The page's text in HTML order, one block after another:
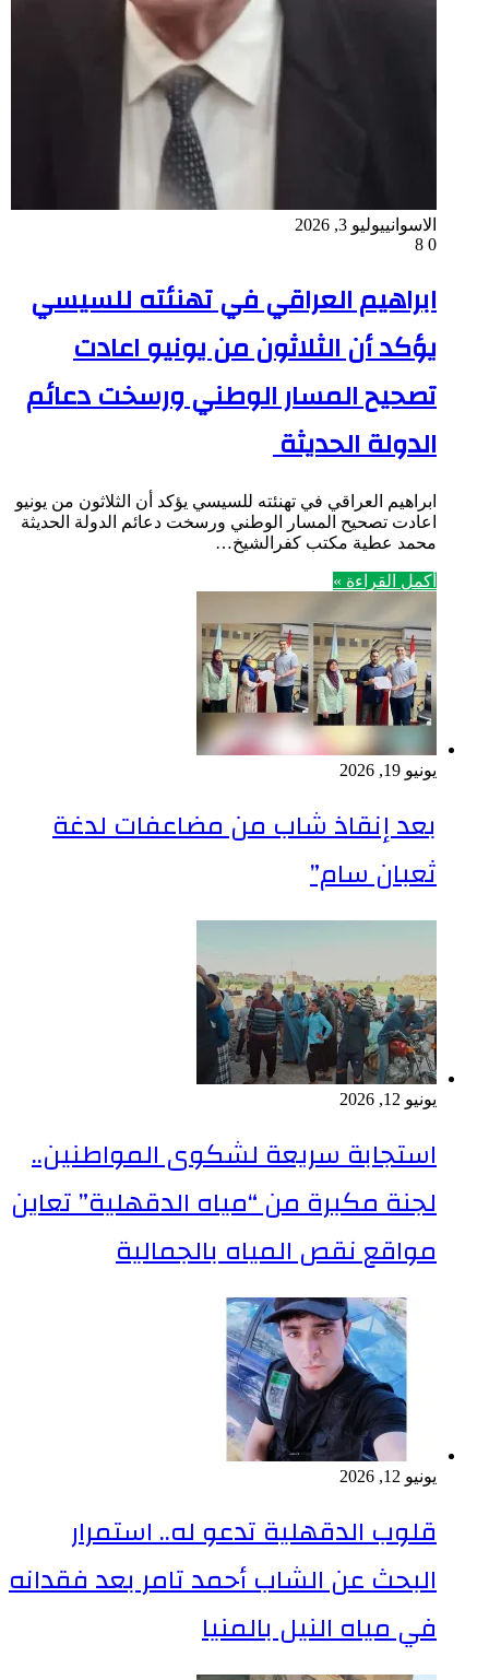
الاسوانييوليو 3, 2026
0
ابراهيم العراقي في تهنئته للسيسي
يؤكد أن الثلاثون من يونيو اعادت
تصحيح المسار الوطني ورسخت دعائم
الدولة الحديثة
ابراهيم العراقي في تهنئته للسيسي يؤكد أن الثلاثون من يونيو
اعادت تصحيح المسار الوطني ورسخت دعائم الدولة الحديثة
محمد عطية مكتب كفرالشيخ…
أكمل القراءة »
يونيو 19, 2026
بعد إنقاذ شاب من مضاعفات لدغة
ثعبان سام”
يونيو 12, 2026
استجابة سريعة لشكوى المواطنين..
لجنة مكبرة من “مياه الدقهلية” تعاين
مواقع نقص المياه بالجمالية
يونيو 12, 2026
قلوب الدقهلية تدعو له.. استمرار
البحث عن الشاب أحمد تامر بعد فقدانه
في مياه النيل بالمنيا